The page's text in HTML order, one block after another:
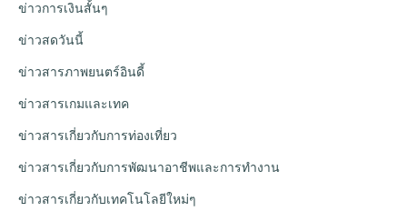
ข่าวการเงินสั้นๆ
ข่าวสดวันนี้
ข่าวสารภาพยนตร์อินดี้
ข่าวสารเกมและเทค
ข่าวสารเกี่ยวกับการท่องเที่ยว
ข่าวสารเกี่ยวกับการพัฒนาอาชีพและการทำงาน
ข่าวสารเกี่ยวกับเทคโนโลยีใหม่ๆ